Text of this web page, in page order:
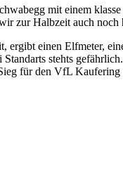
mit einem
zur Halbzeit auch noch
ergibt einen Elfmeter,
stehts
für den VfL